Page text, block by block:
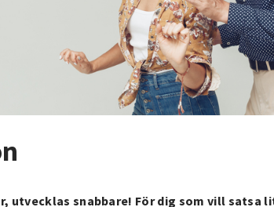
utvecklas snabbare! För dig som vill satsa